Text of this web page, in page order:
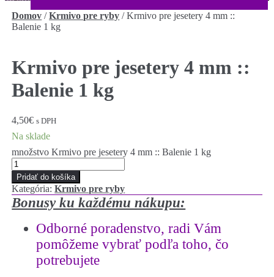
Domov /Krmivo pre ryby /Krmivo pre jesetery 4 mm ::
Balenie 1 kg
Krmivo pre jesetery 4 mm ::
Balenie 1 kg
4,50€ s DPH
Na sklade
množstvo Krmivo pre jesetery 4 mm :: Balenie 1 kg
Pridať do košíka
Kategória:Krmivo pre ryby
Bonusy ku každému nákupu:
Odborné poradenstvo,radi Vám
pomôžeme vybrať podľa toho, čo
potrebujete